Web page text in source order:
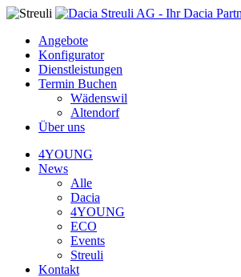
Angebote
Konfigurator
Dienstleistungen
Termin Buchen
Wädenswil
Altendorf
Über uns
4YOUNG
News
Alle
Dacia
4YOUNG
ECO
Events
Streuli
Kontakt